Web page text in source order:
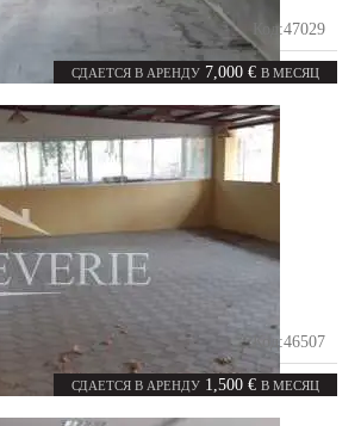
СДАЕТСЯ В АРЕНДУ 7,000 € В МЕСЯЦ
Код:47029
комнат 1300m²
СДАЕТСЯ В АРЕНДУ 1,500 € В МЕСЯЦ
Код:46507
комнат 800m²